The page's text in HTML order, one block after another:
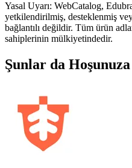
Yasal Uyarı: WebCatalog,
yetkilendirilmiş, desteklenmiş
bağlantılı değildir. Tüm ürün
sahiplerinin mülkiyetindedir.
Şunlar da